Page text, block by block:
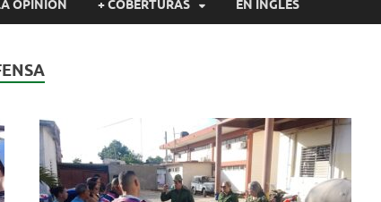
OPINIÓN + COBERTURAS EN INGLÉS